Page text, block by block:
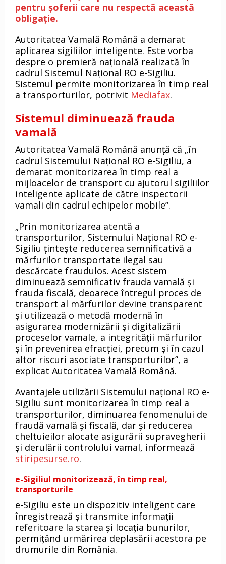
pentru șoferii care nu respectă această
obligație.
Autoritatea Vamală Română a demarat
aplicarea sigiliilor inteligente. Este vorba
despre o premieră națională realizată în
cadrul Sistemul Național RO e-Sigiliu.
Sistemul permite monitorizarea în timp real
a transporturilor, potrivit Mediafax.
Sistemul diminuează frauda
vamală
Autoritatea Vamală Română anunță că „în
cadrul Sistemului Național RO e-Sigiliu, a
demarat monitorizarea în timp real a
mijloacelor de transport cu ajutorul sigiliilor
inteligente aplicate de către inspectorii
vamali din cadrul echipelor mobile”.
„Prin monitorizarea atentă a
transporturilor, Sistemului Național RO e-
Sigiliu țintește reducerea semnificativă a
mărfurilor transportate ilegal sau
descărcate fraudulos. Acest sistem
diminuează semnificativ frauda vamală și
frauda fiscală, deoarece întregul proces de
transport al mărfurilor devine transparent
și utilizează o metodă modernă în
asigurarea modernizării și digitalizării
proceselor vamale, a integrității mărfurilor
și în prevenirea efracției, precum și în cazul
altor riscuri asociate transporturilor”, a
explicat Autoritatea Vamală Română.
Avantajele utilizării Sistemului național RO e-
Sigiliu sunt monitorizarea în timp real a
transporturilor, diminuarea fenomenului de
fraudă vamală și fiscală, dar și reducerea
cheltuieilor alocate asigurării supravegherii
și derulării controlului vamal, informează
stiripesurse.ro.
e-Sigiliul monitorizează, în timp real,
transporturile
e-Sigiliu este un dispozitiv inteligent care
înregistrează și transmite informații
referitoare la starea și locația bunurilor,
permițând urmărirea deplasării acestora pe
drumurile din România.